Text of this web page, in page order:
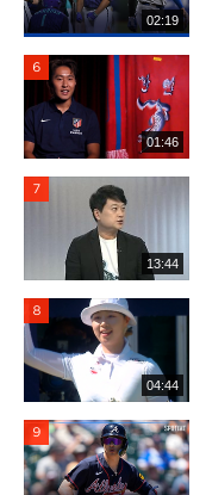
02:19
01:46
13:44
04:44